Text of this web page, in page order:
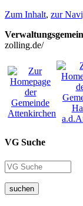
Zum Inhalt, zur
zolling.de/
VG Suche
suchen